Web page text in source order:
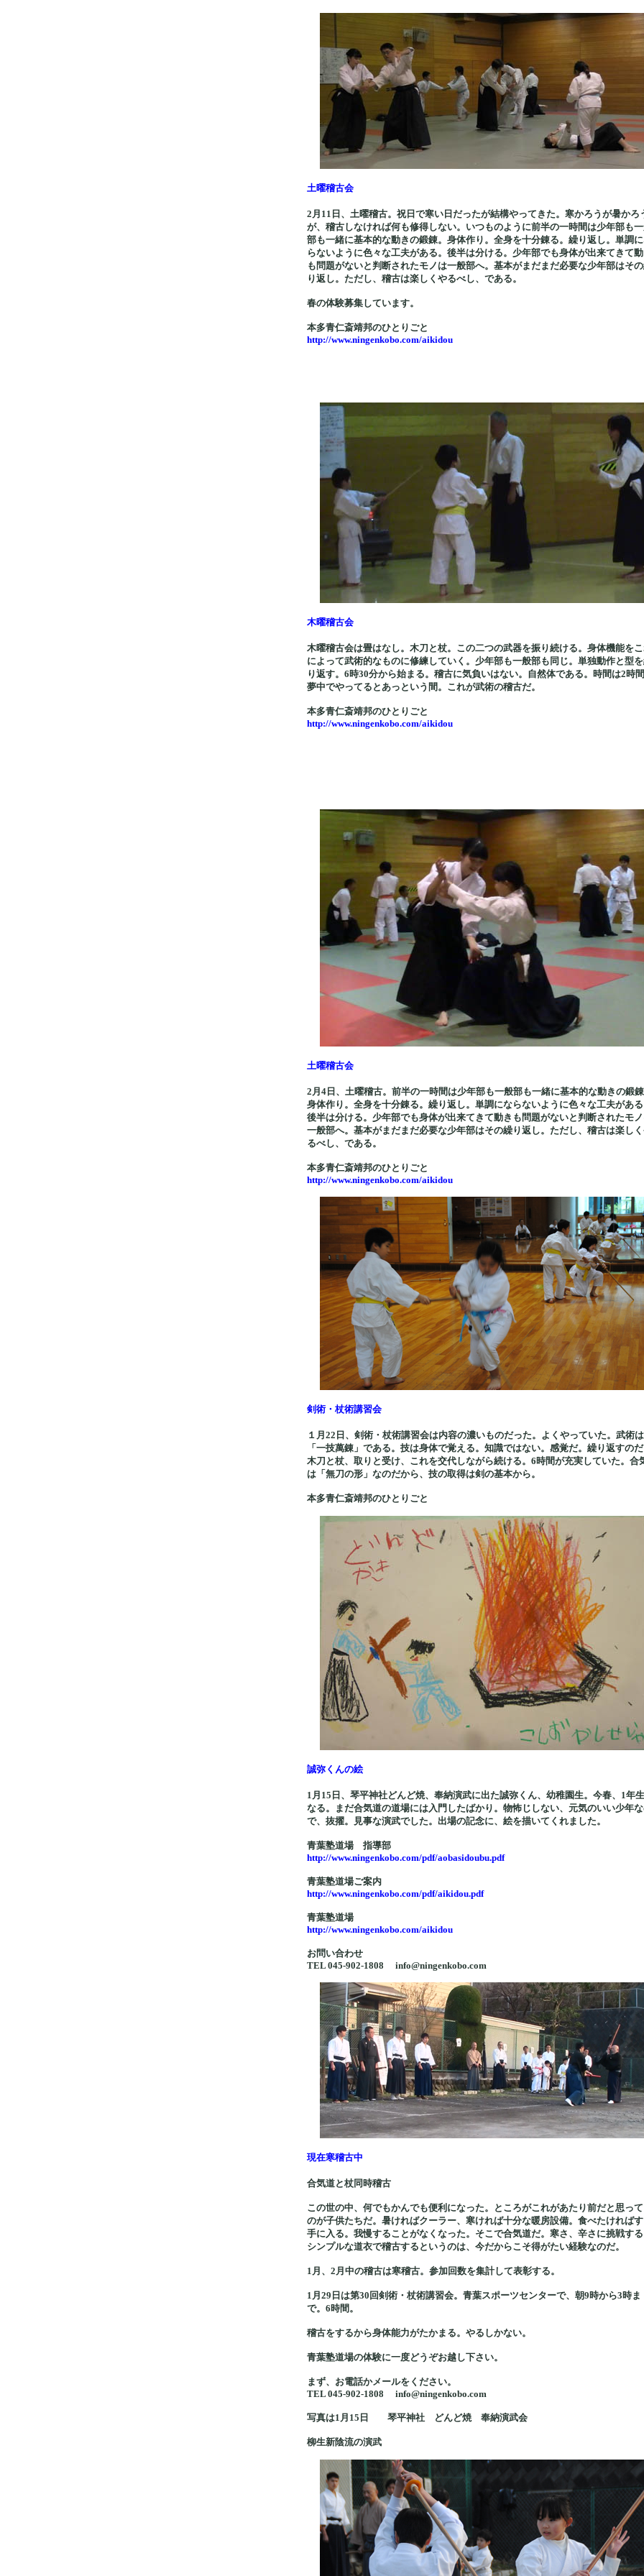
土曜稽古会
2月11日、土曜稽古。祝日で寒い日だったが結構やってきた。寒かろうが暑かろ
が、稽古しなければ何も修得しない。いつものように前半の一時間は少年部も
部も一緒に基本的な動きの鍛錬。身体作り。全身を十分錬る。繰り返し。単調
らないように色々な工夫がある。後半は分ける。少年部でも身体が出来てきて
も問題がないと判断されたモノは一般部へ。基本がまだまだ必要な少年部はそ
り返し。ただし、稽古は楽しくやるべし、である。
春の体験募集しています。
本多青仁斎靖邦のひとりごと
http://www.ningenkobo.com/aikidou
木曜稽古会
木曜稽古会は畳はなし。木刀と杖。この二つの武器を振り続ける。身体機能を
によって武術的なものに修練していく。少年部も一般部も同じ。単独動作と型
り返す。6時30分から始まる。稽古に気負いはない。自然体である。時間は2時
夢中でやってるとあっという間。これが武術の稽古だ。
本多青仁斎靖邦のひとりごと
http://www.ningenkobo.com/aikidou
土曜稽古会
2月4日、土曜稽古。前半の一時間は少年部も一般部も一緒に基本的な動きの鍛
身体作り。全身を十分錬る。繰り返し。単調にならないように色々な工夫があ
後半は分ける。少年部でも身体が出来てきて動きも問題がないと判断されたモ
一般部へ。基本がまだまだ必要な少年部はその繰り返し。ただし、稽古は楽し
るべし、である。
本多青仁斎靖邦のひとりごと
http://www.ningenkobo.com/aikidou
剣術・杖術講習会
１月22日、剣術・杖術講習会は内容の濃いものだった。よくやっていた。武術は
「一技萬錬」である。技は身体で覚える。知識ではない。感覚だ。繰り返すの
木刀と杖、取りと受け、これを交代しながら続ける。6時間が充実していた。合
は「無刀の形」なのだから、技の取得は剣の基本から。
本多青仁斎靖邦のひとりごと
誠弥くんの絵
1月15日、琴平神社どんど焼、奉納演武に出た誠弥くん、幼稚園生。今春、1年
なる。まだ合気道の道場には入門したばかり。物怖じしない、元気のいい少年
で、抜擢。見事な演武でした。出場の記念に、絵を描いてくれました。
青葉塾道場 指導部
http://www.ningenkobo.com/pdf/aobasidoubu.pdf
青葉塾道場ご案内
http://www.ningenkobo.com/pdf/aikidou.pdf
青葉塾道場
http://www.ningenkobo.com/aikidou
お問い合わせ
TEL 045-902-1808 info@ningenkobo.com
現在寒稽古中
合気道と杖同時稽古
この世の中、何でもかんでも便利になった。ところがこれがあたり前だと思っ
のが子供たちだ。暑ければクーラー、寒ければ十分な暖房設備。食べたければ
手に入る。我慢することがなくなった。そこで合気道だ。寒さ、辛さに挑戦す
シンプルな道衣で稽古するというのは、今だからこそ得がたい経験なのだ。
1月、2月中の稽古は寒稽古。参加回数を集計して表彰する。
1月29日は第30回剣術・杖術講習会。青葉スポーツセンターで、朝9時から3時ま
で。6時間。
稽古をするから身体能力がたかまる。やるしかない。
青葉塾道場の体験に一度どうぞお越し下さい。
まず、お電話かメールをください。
TEL 045-902-1808 info@ningenkobo.com
写真は1月15日 琴平神社 どんど焼 奉納演武会
柳生新陰流の演武